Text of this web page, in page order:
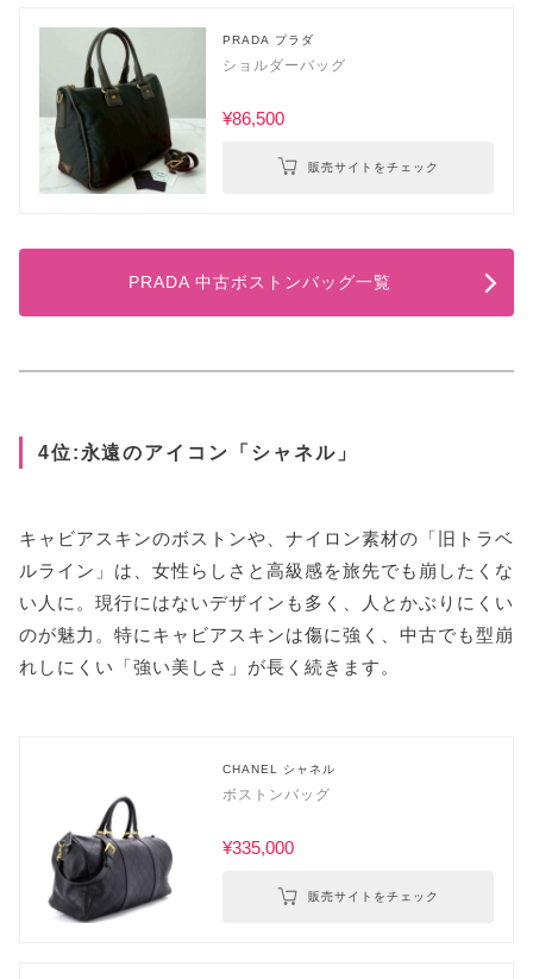
PRADA プラダ
ショルダーバッグ
¥86,500
販売サイトをチェック
PRADA 中古ボストンバッグ一覧
4位:永遠のアイコン「シャネル」
キャビアスキンのボストンや、ナイロン素材の「旧トラベ
ルライン」は、女性らしさと高級感を旅先でも崩したくな
い人に。現行にはないデザインも多く、人とかぶりにくい
のが魅力。特にキャビアスキンは傷に強く、中古でも型崩
れしにくい「強い美しさ」が長く続きます。
CHANEL シャネル
ボストンバッグ
¥335,000
販売サイトをチェック